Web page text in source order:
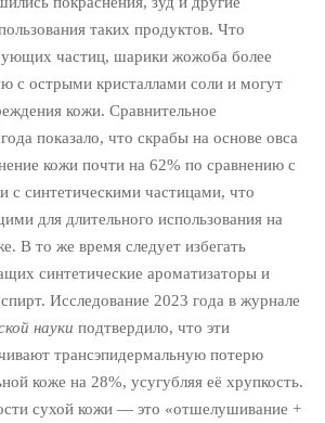
таких продуктов. Что
частиц, шарики жожоба более
с острыми кристаллами соли и могут
кожи. Сравнительное
показало, что скрабы на основе овса
кожи почти на 62% по сравнению с
с синтетическими частицами, что
для длительного использования на
В то же время следует избегать
синтетические ароматизаторы и
Исследование 2023 года в журнале
науки подтвердило, что эти
трансэпидермальную потерю
коже на 28%, усугубляя её хрупкость.
сухой кожи — это «отшелушивание +